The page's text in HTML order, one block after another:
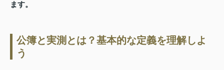
ます。
公簿と実測とは？基本的な定義を理解しよ
う